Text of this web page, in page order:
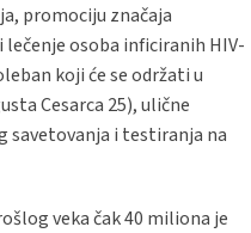
promociju značaja
osoba inficiranih HIV-
koji će se održati u
Cesarca 25), ulične
savetovanja i testiranja na
veka čak 40 miliona je